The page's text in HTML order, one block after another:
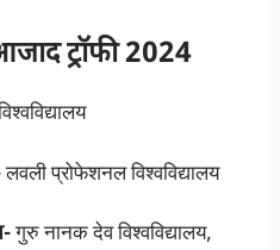
ट्रॉफी 2024
लवली प्रोफेशनल विश्वविद्यालय
गुरु नानक देव विश्वविद्यालय,